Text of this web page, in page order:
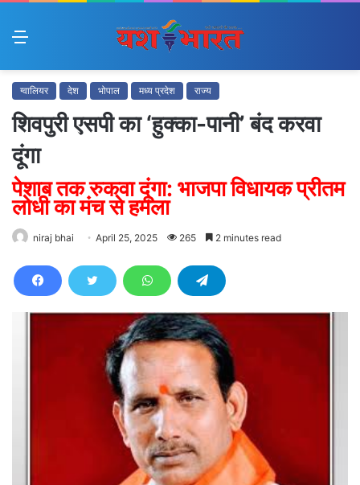
Menu
ग्वालियर देश भोपाल मध्य प्रदेश राज्य
शिवपुरी एसपी का ‘हुक्का-पानी’ बंद करवा
दूंगा
पेशाब तक रुकवा दूंगा: भाजपा विधायक प्रीतम
लोधी का मंच से हमला
niraj bhai April 25, 2025 265 2 minutes read